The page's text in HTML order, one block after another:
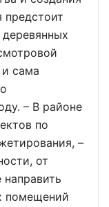
деревянных
сама
– В районе
по
–
от
помещений